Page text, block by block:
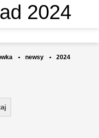
• newsy •
2024
2024